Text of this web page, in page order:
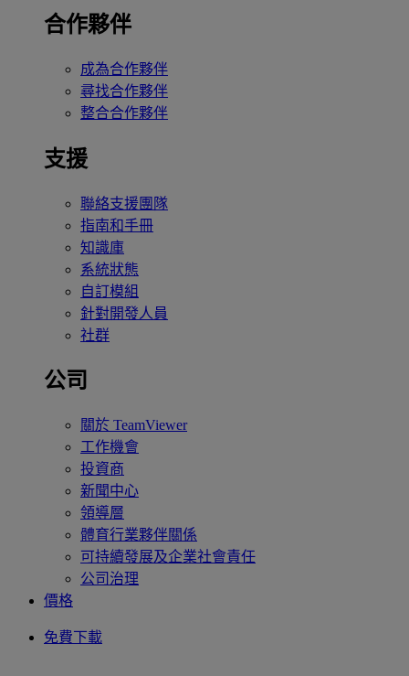
合作夥伴
成為合作夥伴
尋找合作夥伴
整合合作夥伴
支援
聯絡支援團隊
指南和手冊
知識庫
系統狀態
自訂模組
針對開發人員
社群
公司
關於 TeamViewer
工作機會
投資商
新聞中心
領導層
體育行業夥伴關係
可持續發展及企業社會責任
公司治理
價格
免費下載